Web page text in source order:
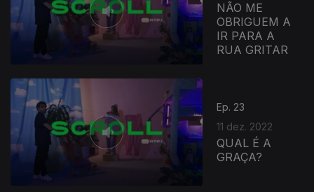
NÃO ME
OBRIGUEM A
IR PARA A
RUA GRITAR
Ep. 23
11 dez. 2022
QUAL É A
GRAÇA?